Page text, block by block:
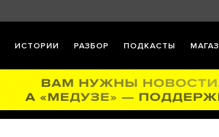
ИСТОРИИ РАЗБОР ПОДКАСТЫ МАГАЗ